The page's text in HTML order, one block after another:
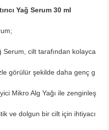
Yağ Serum 30 ml
Serum, cilt tarafından kolayca
görülür şekilde daha genç g
Mikro Alg Yağı ile zenginleş
ve dolgun bir cilt için ihtiyacı